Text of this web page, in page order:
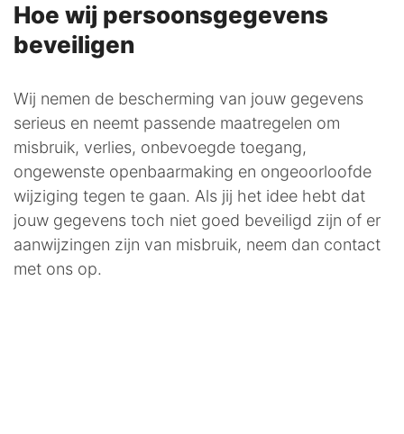
Hoe wij persoonsgegevens
beveiligen
Wij nemen de bescherming van jouw gegevens
serieus en neemt passende maatregelen om
misbruik, verlies, onbevoegde toegang,
ongewenste openbaarmaking en ongeoorloofde
wijziging tegen te gaan. Als jij het idee hebt dat
jouw gegevens toch niet goed beveiligd zijn of er
aanwijzingen zijn van misbruik, neem dan contact
met ons op.